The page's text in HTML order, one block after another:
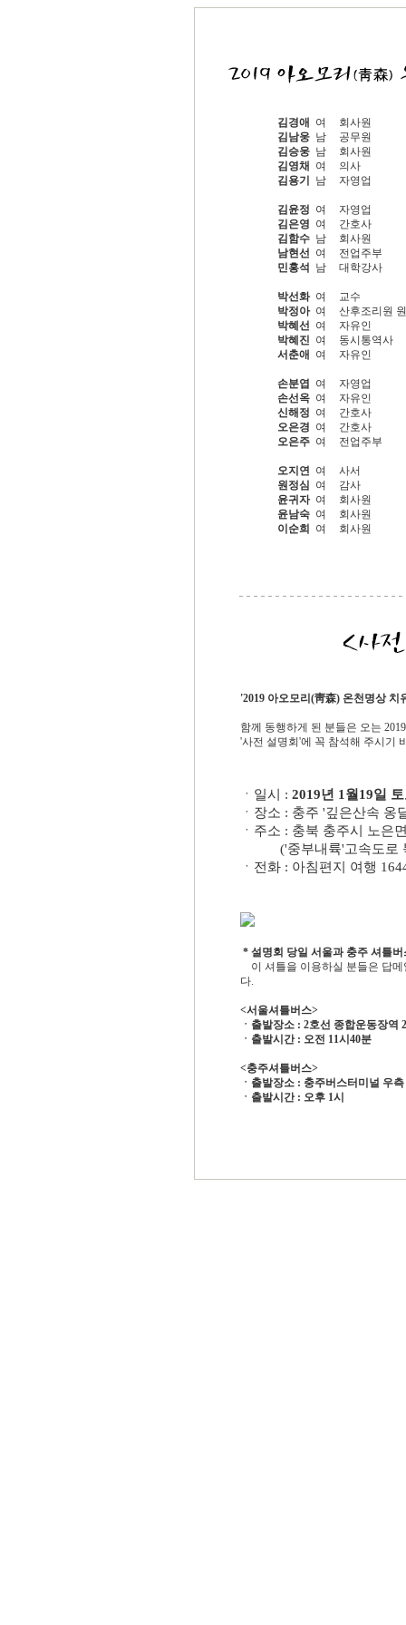
김경애
여
김남웅남
김승웅남
김영채
여
김용기
남
김윤정 여
김은영 여
김함수남
남현선 여
민홍석
남
박선화여
박정아여
박혜선 여
박혜진 여
서춘애
여
손분엽
여
손선옥여
신해정 여
오은경 여
오은주여
오지연 여
원정심
여
윤귀자여
윤남숙여
이순희
여
회사원
공무원
회사원
의사
자영업
자영업
간호사
회사원
전업주부
대학강사
교수
산후조리원
자유인
동시통역사
자유인
자영업
자유인
간호사
간호사
전업주부
사서
감사
회사원
회사원
회사원
'2019 아오모리(靑森) 온천명상 치
함께 동행하게 된 분들은 오는
'사전 설명회'에 꼭 참석해 주시기
ㆍ일시 : 2019년 1월19일
ㆍ장소 : 충주 '깊은산속
ㆍ주소 : 충북 충주시 노은
('중부내륙'고속도로 북
ㆍ전화 : 아침편지 여행
* 설명회 당일 서울과 충주 셔틀
이 셔틀을 이용하실 분들은 답
다.
<서울셔틀버스>
ㆍ출발장소 : 2호선 종합운동장역
ㆍ출발시간 : 오전 11시40분
<충주셔틀버스>
ㆍ출발장소 : 충주버스터미널 우
ㆍ출발시간 : 오후 1시